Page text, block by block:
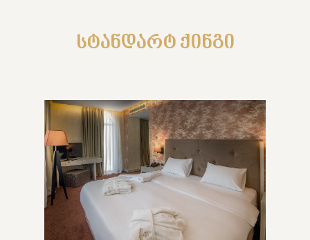
სტანდარტ ქინგი